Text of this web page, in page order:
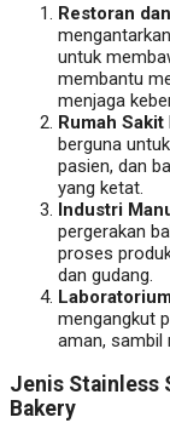
Restoran
untuk
membantu
menjaga
Rumah Sakit
berguna
pasien, dan
yang ketat.
Industri
pergerakan
proses
dan gudang.
mengangkut
aman, sambil
Jenis Stainless
Bakery